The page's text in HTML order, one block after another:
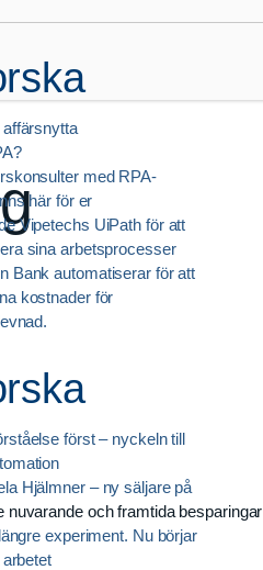
med RPA-
här för er
Vipetechs UiPath för att
sina arbetsprocesser
Bank automatiserar för att
kostnader för
först – nyckeln till
Hjälmner – ny säljare på
experiment. Nu börjar
nuvarande och framtida besparingar